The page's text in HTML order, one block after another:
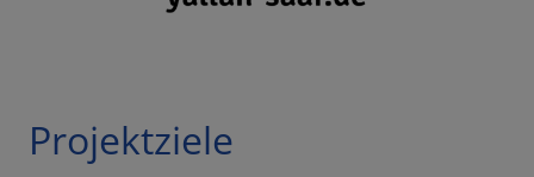
Projektziele